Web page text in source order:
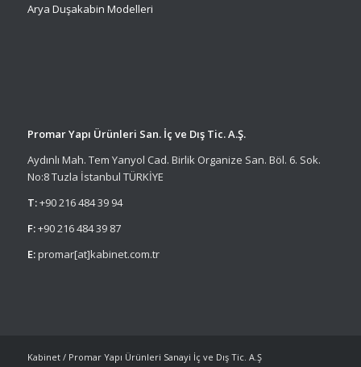
Arya Duşakabin Modelleri
Promar Yapı Ürünleri San. İç ve Dış Tic. A.Ş.
Aydınlı Mah. Tem Yanyol Cad. Birlik Organize San. Böl. 6. Sok.
No:8 Tuzla İstanbul TÜRKİYE
T:+90 216 484 39 94
F:+90 216 484 39 87
E:promar[at]kabinet.com.tr
Kabinet / Promar Yapı Ürünleri Sanayi İç ve Dış Tic. A.Ş